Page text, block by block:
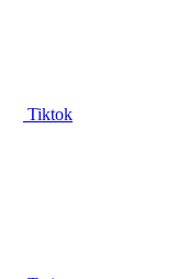
Tiktok